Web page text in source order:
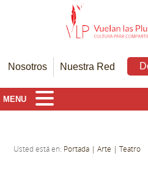
Nosotros Nuestra Red
MENU
Usted está en: Portada | Arte | Teatro